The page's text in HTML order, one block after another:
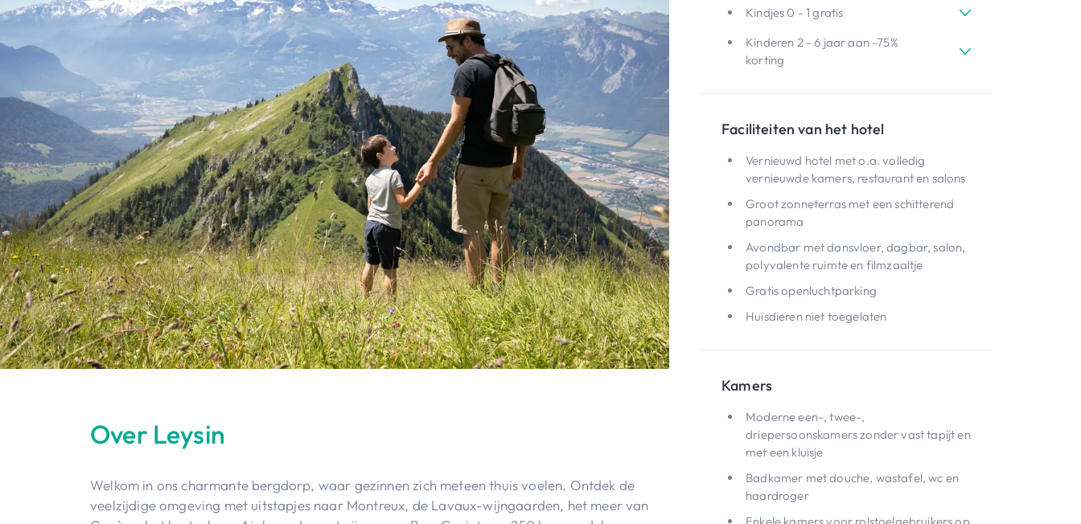
Over Leysin
Welkom in ons charmante bergdorp, waar gezinnen zich meteen thuis voelen. Ontdek de
veelzijdige omgeving met uitstapjes naar Montreux, de Lavaux-wijngaarden, het meer van
Kindjes 0 - 1 gratis
Kinderen 2 - 6 jaar aan -75%
korting
Faciliteiten van het hotel
Vernieuwd hotel met o.a. volledig
vernieuwde kamers, restaurant en salons
Groot zonneterras met een schitterend
panorama
Avondbar met dansvloer, dagbar, salon,
polyvalente ruimte en filmzaaltje
Gratis openluchtparking
Huisdieren niet toegelaten
Kamers
Moderne een-, twee-,
driepersoonskamers zonder vast tapijt en
met een kluisje
Badkamer met douche, wastafel, wc en
haardroger